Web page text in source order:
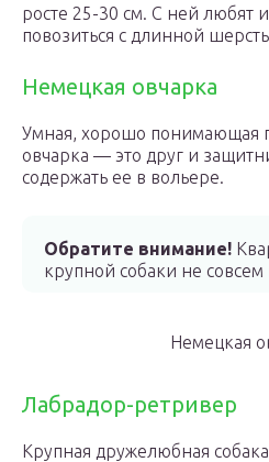
росте 25-30 см. С ней любят
повозиться с длинной
Немецкая овчарка
Умная, хорошо понимающая
овчарка — это друг и
содержать ее в вольере.
Обратите внимание!
крупной собаки не
Немецкая
Лабрадор-ретривер
Крупная дружелюбная